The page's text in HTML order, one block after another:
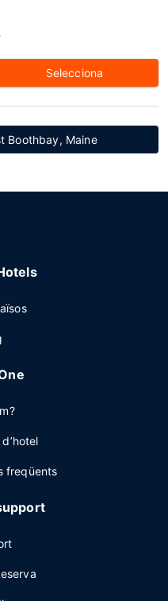
Selecciona
Boothbay, Maine
freqüents